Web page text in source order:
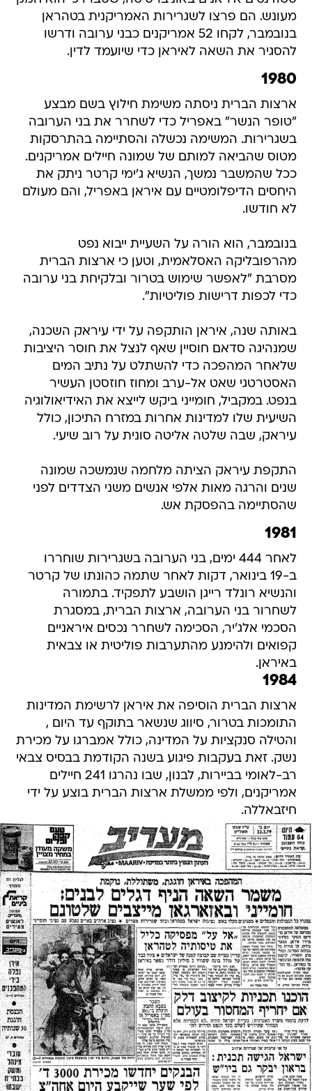
מעונש. הם פרצו לשגרירות האמריקנית בטהראן
בנובמבר, לקחו 52 אמריקנים כבני ערובה ודרשו
להסגיר את השאה לאיראן כדי שיועמד לדין.
1980
ארצות הברית ניסתה משימת חילוץ בשם מבצע
"טופר הנשר" באפריל כדי לשחרר את בני הערובה
בשגרירות. המשימה נכשלה והסתיימה בהתרסקות
מטוס שהביאה למותם של שמונה חיילים אמריקנים.
ככל שהמשבר נמשך, הנשיא ג'ימי קרטר ניתק את
היחסים הדיפלומטיים עם איראן באפריל, והם מעולם
לא חודשו.
בנובמבר, הוא הורה על השעיית ייבוא נפט
מהרפובליקה האסלאמית, וטען כי ארצות הברית
מסרבת "לאפשר שימוש בטרור ובלקיחת בני ערובה
כדי לכפות דרישות פוליטיות".
באותה שנה, איראן הותקפה על ידי עיראק השכנה,
שמנהיגה סדאם חוסיין שאף לנצל את חוסר היציבות
שלאחר המהפכה כדי להשתלט על נתיב המים
האסטרטגי שאט אל-ערב ומחוז חוזסטן העשיר
בנפט. במקביל, חומייני ביקש לייצא את האידיאולוגיה
השיעית שלו למדינות אחרות במזרח התיכון, כולל
עיראק, שבה שלטה אליטה סונית על רוב שיעי.
התקפת עיראק הציתה מלחמה שנמשכה שמונה
שנים והרגה מאות אלפי אנשים משני הצדדים לפני
שהסתיימה בהפסקת אש.
1981
לאחר 444 ימים, בני הערובה בשגרירות שוחררו
ב-19 בינואר, דקות לאחר שתמה כהונתו של קרטר
והנשיא רונלד רייגן הושבע לתפקיד. בתמורה
לשחרור בני הערובה, ארצות הברית, במסגרת
הסכמי אלג'יר, הסכימה לשחרר נכסים איראניים
קפואים ולהימנע מהתערבות פוליטית או צבאית
באיראן.
1984
ארצות הברית הוסיפה את איראן לרשימת המדינות
התומכות בטרור, סיווג שנשאר בתוקף עד היום ,
והטילה סנקציות על המדינה, כולל אמברגו על מכירת
נשק. זאת בעקבות פיגוע בשנה הקודמת בבסיס צבאי
רב-לאומי בביירות, לבנון, שבו נהרגו 241 חיילים
אמריקנים, ולפי ממשלת ארצות הברית בוצע על ידי
חיזבאללה.